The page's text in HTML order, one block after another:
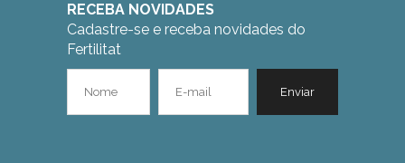
RECEBA NOVIDADES
Cadastre-se e receba novidades do
Fertilitat